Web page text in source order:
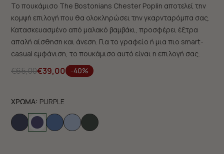
Το πουκάμισο The Bostonians Chester Poplin αποτελεί την
κομψή επιλογή που θα ολοκληρώσει την γκαρνταρόμπα σας.
Κατασκευασμένο από μαλακό βαμβάκι, προσφέρει έξτρα
απαλή αίσθηση και άνεση. Για το γραφείο ή μια πιο smart-
casual εμφάνιση, το πουκάμισο αυτό είναι η επιλογή σας.
€65,00€39,00 -40%
ΧΡΩΜΑ: PURPLE